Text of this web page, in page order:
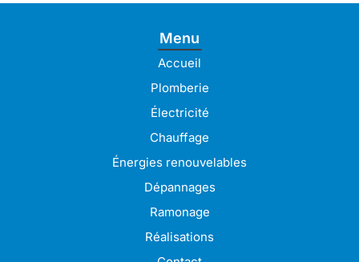
Menu
Accueil
Plomberie
Électricité
Chauffage
Énergies renouvelables
Dépannages
Ramonage
Réalisations